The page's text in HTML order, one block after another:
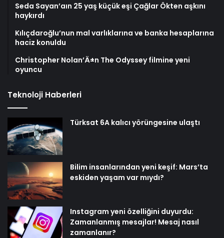
Seda Sayan’aın 25 yaş küçük eşi Çağlar Ökten aşkını
haykırdı
Kılıçdaroğlu’nun mal varlıklarına ve banka hesaplarına
haciz konuldu
Christopher Nolan’Ä±n The Odyssey filmine yeni
oyuncu
Teknoloji Haberleri
Türksat 6A kalıcı yörüngesine ulaştı
Bilim insanlarından yeni keşif: Mars’ta
eskiden yaşam var mıydı?
Instagram yeni özelliğini duyurdu:
Zamanlanmış mesajlar! Mesaj nasıl
zamanlanır?